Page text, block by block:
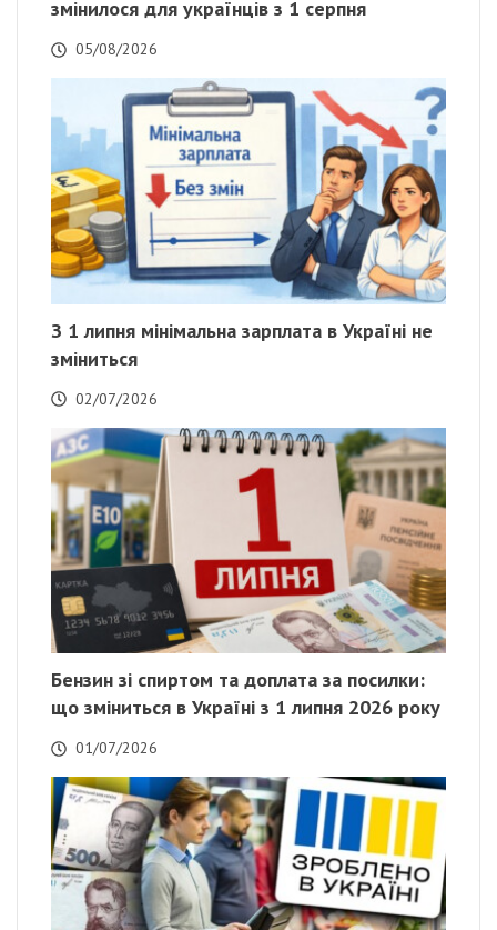
змінилося для українців з 1 серпня
05/08/2026
З 1 липня мінімальна зарплата в Україні не
зміниться
02/07/2026
Бензин зі спиртом та доплата за посилки:
що зміниться в Україні з 1 липня 2026 року
01/07/2026